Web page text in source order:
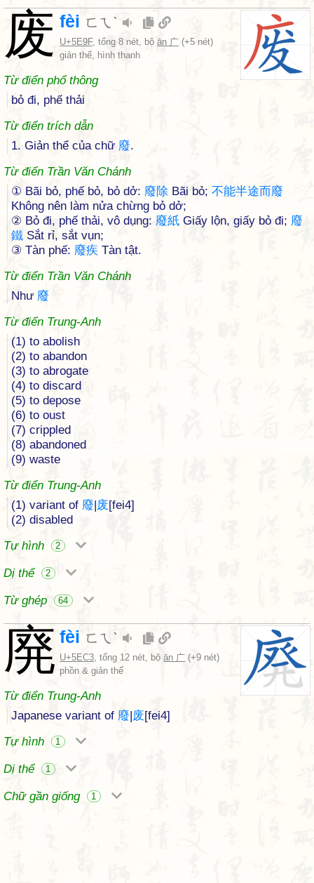
废 fèi ㄈㄟˋ
U+5E9F, tổng 8 nét, bộ ān 广 (+5 nét)
giản thể, hình thanh
Từ điển phổ thông
bỏ đi, phế thải
Từ điển trích dẫn
1. Giản thể của chữ 廢.
Từ điển Trần Văn Chánh
① Bãi bỏ, phế bỏ, bỏ dở: 廢除 Bãi bỏ; 不能半途而廢
Không nên làm nửa chừng bỏ dở;
② Bỏ đi, phế thải, vô dụng: 廢紙 Giấy lộn, giấy bỏ đi; 廢
鐵 Sắt rỉ, sắt vụn;
③ Tàn phế: 廢疾 Tàn tật.
Từ điển Trần Văn Chánh
Như 廢
Từ điển Trung-Anh
(1) to abolish
(2) to abandon
(3) to abrogate
(4) to discard
(5) to depose
(6) to oust
(7) crippled
(8) abandoned
(9) waste
Từ điển Trung-Anh
(1) variant of 廢|废[fei4]
(2) disabled
Tự hình
2
Dị thể 2
Từ ghép 64
廃 fèi ㄈㄟˋ
U+5EC3, tổng 12 nét, bộ ān 广 (+9 nét)
phồn & giản thể
Từ điển Trung-Anh
Japanese variant of 廢|废[fei4]
Tự hình
1
Dị thể 1
Chữ gần giống 1